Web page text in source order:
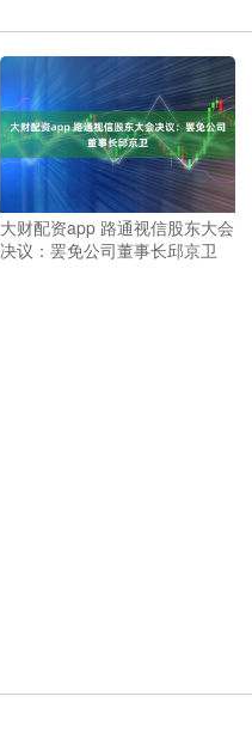
大财配资app 路通视信股东大会
决议：罢免公司董事长邱京卫